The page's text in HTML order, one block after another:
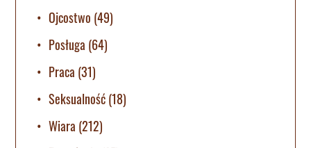
Ojcostwo (49)
Posługa (64)
Praca (31)
Seksualność(18)
Wiara (212)